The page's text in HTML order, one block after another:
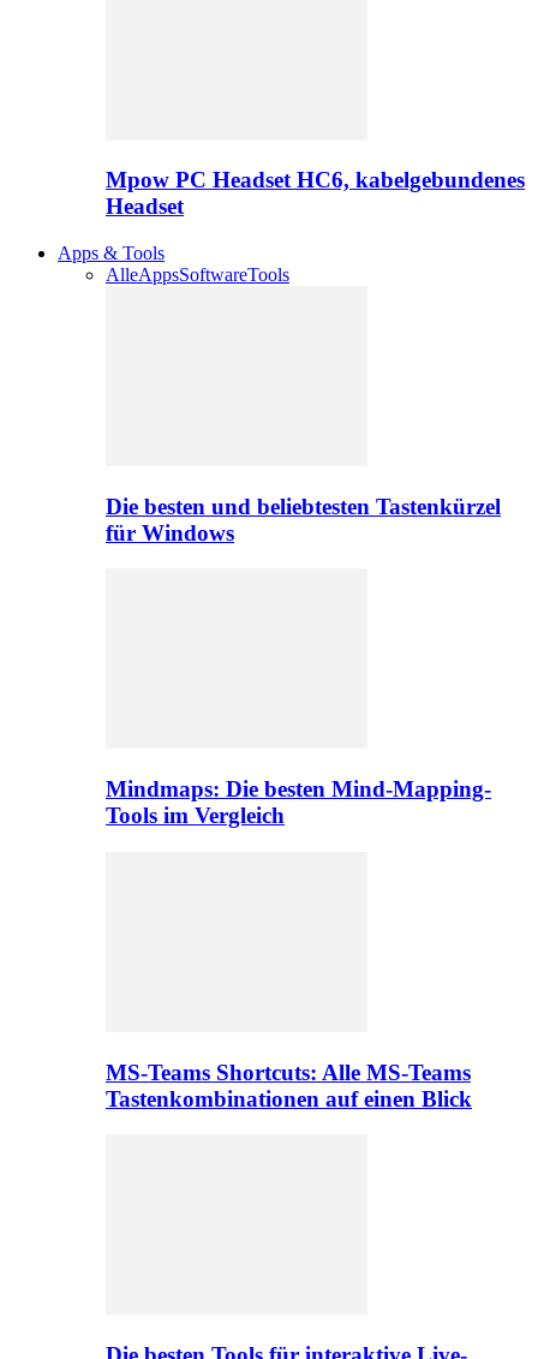
Mpow PC Headset HC6, kabelgebundenes
Headset
Apps & Tools
AlleAppsSoftwareTools
Die besten und beliebtesten Tastenkürzel
für Windows
Mindmaps: Die besten Mind-Mapping-
Tools im Vergleich
MS-Teams Shortcuts: Alle MS-Teams
Tastenkombinationen auf einen Blick